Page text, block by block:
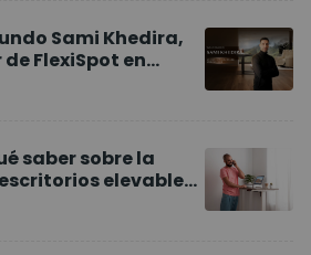
Sami Khedira,
FlexiSpot en
saber sobre la
elevables